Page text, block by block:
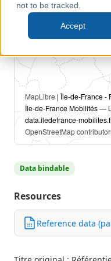
not to be tracked.
Accept
MapLibre | Île-de-France -
Île-de-France Mobilités —
data.iledefrance-
OpenStreetMap
Data bindable
Resources
Reference data